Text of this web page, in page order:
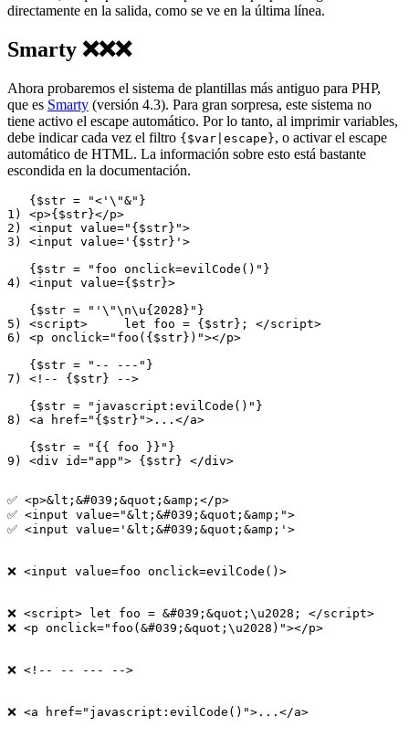
directamente en la salida, como se ve en la última línea.
Smarty ❌❌❌
Ahora probaremos el sistema de plantillas más antiguo para PHP,
que es Smarty (versión 4.3). Para gran sorpresa, este sistema no
tiene activo el escape automático. Por lo tanto, al imprimir variables,
debe indicar cada vez el filtro {$var|escape}, o activar el escape
automático de HTML. La información sobre esto está bastante
escondida en la documentación.
   {$str = "<'\"&"}
1) <p>{$str}</p>
2) <input value="{$str}">
3) <input value='{$str}'>
   {$str = "foo onclick=evilCode()"}
4) <input value={$str}>
   {$str = "'\"\n\u{2028}"}
5) <script>	let foo = {$str}; </script>
6) <p onclick="foo({$str})"></p>
   {$str = "-- ---"}
7) <!-- {$str} -->
   {$str = "javascript:evilCode()"}
8) <a href="{$str}">...</a>
   {$str = "{{ foo }}"}
✅ <p>&lt;&#039;&quot;&amp;</p>
✅ <input value="&lt;&#039;&quot;&amp;">
✅ <input value='&lt;&#039;&quot;&amp;'>
❌ <input value=foo onclick=evilCode()>
❌ <script> let foo = &#039;&quot;\u2028; </script>
❌ <p onclick="foo(&#039;&quot;\u2028)"></p>
❌ <!-- -- --- -->
❌ <a href="javascript:evilCode()">...</a>